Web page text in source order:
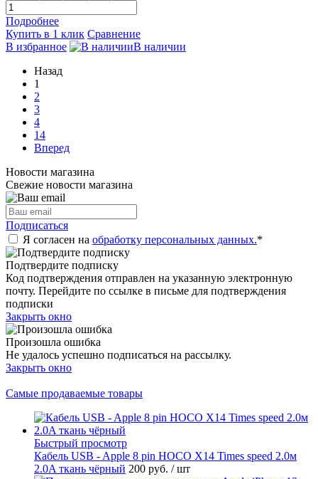
Подробнее
Купить в 1 клик Сравнение
В избранное
В наличии
Назад
1
2
3
4
14
Вперед
Новости магазина
Свежие новости магазина
Подписаться
Я согласен на обработку персональных данных.*
Подтвердите подписку
Код подтверждения отправлен на указанную электронную
почту. Перейдите по ссылке в письме для подтверждения
подписки
Закрыть окно
Произошла ошибка
Не удалось успешно подписаться на рассылку.
Закрыть окно
Самые продаваемые товары
Быстрый просмотр
Кабель USB - Apple 8 pin HOCO X14 Times speed 2.0м
2.0A ткань чёрный 200 руб. / шт